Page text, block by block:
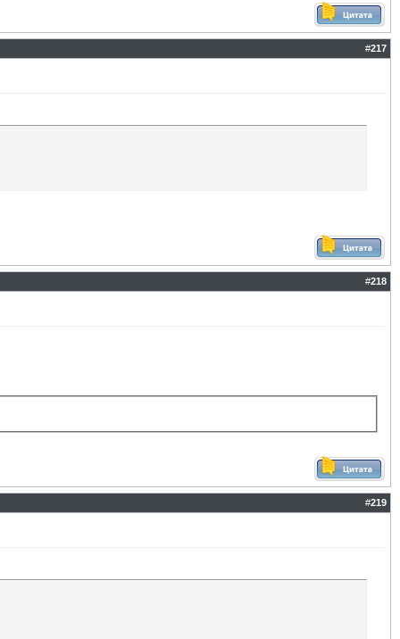
#217
#218
#219